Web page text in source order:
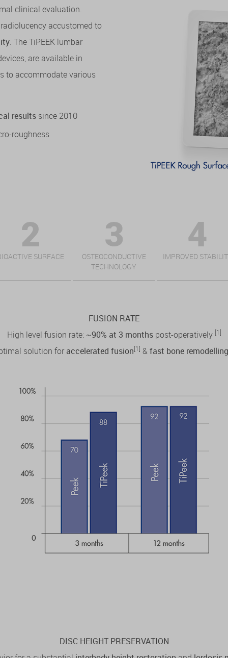
clinical evaluation.
accustomed to
. The TiPEEK lumbar
are available in
to accommodate various
results since 2010
roughness
SURFACE
OSTEOCONDUCTIVE
TECHNOLOGY
IMPROVED
FUSION RATE
High level fusion rate: ~90% at 3 monthspost-operatively [1]
solution for accelerated fusion[1] & fast bone remodelling
DISC HEIGHT PRESERVATION